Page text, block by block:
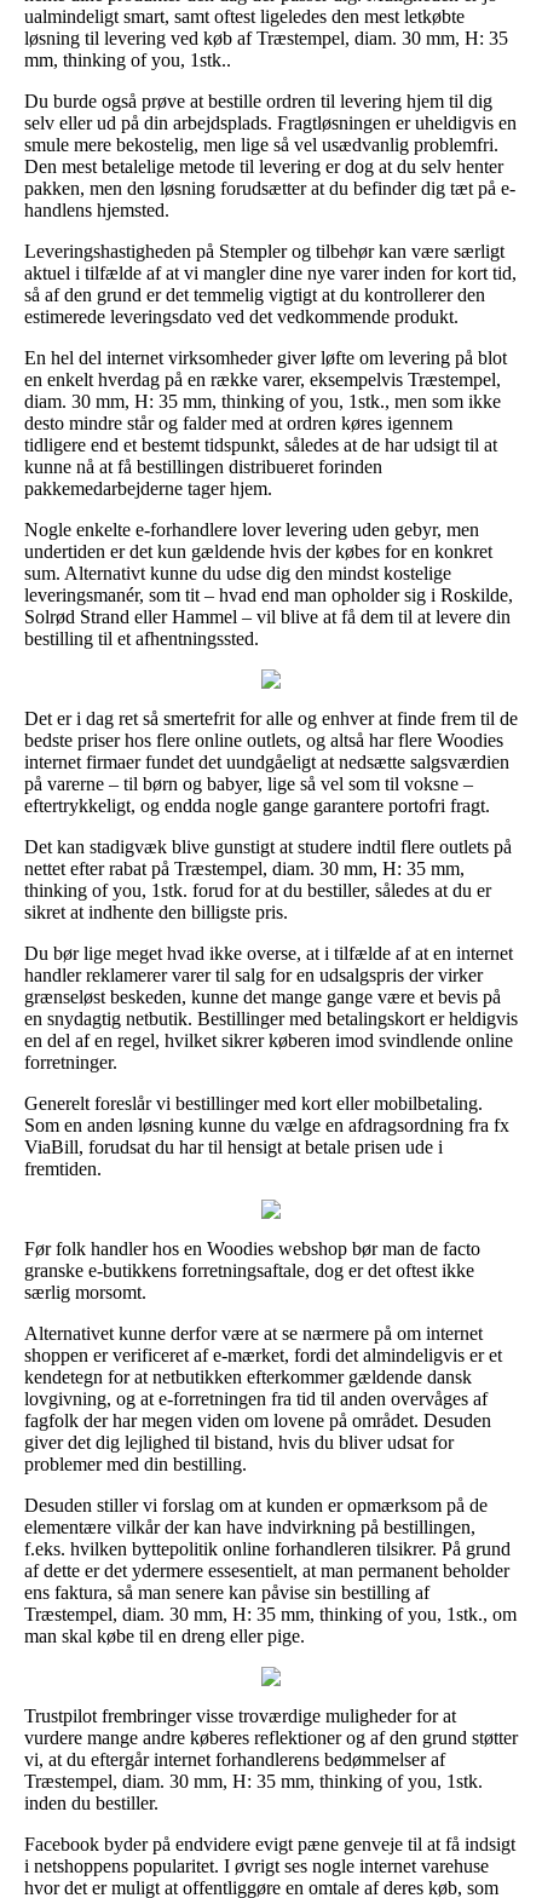
ualmindeligt smart, samt oftest ligeledes den mest letkøbte
løsning til levering ved køb af Træstempel, diam. 30 mm, H: 35
mm, thinking of you, 1stk..
Du burde også prøve at bestille ordren til levering hjem til dig
selv eller ud på din arbejdsplads. Fragtløsningen er uheldigvis en
smule mere bekostelig, men lige så vel usædvanlig problemfri.
Den mest betalelige metode til levering er dog at du selv henter
pakken, men den løsning forudsætter at du befinder dig tæt på e-
handlens hjemsted.
Leveringshastigheden på Stempler og tilbehør kan være særligt
aktuel i tilfælde af at vi mangler dine nye varer inden for kort tid,
så af den grund er det temmelig vigtigt at du kontrollerer den
estimerede leveringsdato ved det vedkommende produkt.
En hel del internet virksomheder giver løfte om levering på blot
en enkelt hverdag på en række varer, eksempelvis Træstempel,
diam. 30 mm, H: 35 mm, thinking of you, 1stk., men som ikke
desto mindre står og falder med at ordren køres igennem
tidligere end et bestemt tidspunkt, således at de har udsigt til at
kunne nå at få bestillingen distribueret forinden
pakkemedarbejderne tager hjem.
Nogle enkelte e-forhandlere lover levering uden gebyr, men
undertiden er det kun gældende hvis der købes for en konkret
sum. Alternativt kunne du udse dig den mindst kostelige
leveringsmanér, som tit – hvad end man opholder sig i Roskilde,
Solrød Strand eller Hammel – vil blive at få dem til at levere din
bestilling til et afhentningssted.
Det er i dag ret så smertefrit for alle og enhver at finde frem til de
bedste priser hos flere online outlets, og altså har flere Woodies
internet firmaer fundet det uundgåeligt at nedsætte salgsværdien
på varerne – til børn og babyer, lige så vel som til voksne –
eftertrykkeligt, og endda nogle gange garantere portofri fragt.
Det kan stadigvæk blive gunstigt at studere indtil flere outlets på
nettet efter rabat på Træstempel, diam. 30 mm, H: 35 mm,
thinking of you, 1stk. forud for at du bestiller, således at du er
sikret at indhente den billigste pris.
Du bør lige meget hvad ikke overse, at i tilfælde af at en internet
handler reklamerer varer til salg for en udsalgspris der virker
grænseløst beskeden, kunne det mange gange være et bevis på
en snydagtig netbutik. Bestillinger med betalingskort er heldigvis
en del af en regel, hvilket sikrer køberen imod svindlende online
forretninger.
Generelt foreslår vi bestillinger med kort eller mobilbetaling.
Som en anden løsning kunne du vælge en afdragsordning fra fx
ViaBill, forudsat du har til hensigt at betale prisen ude i
fremtiden.
Før folk handler hos en Woodies webshop bør man de facto
granske e-butikkens forretningsaftale, dog er det oftest ikke
særlig morsomt.
Alternativet kunne derfor være at se nærmere på om internet
shoppen er verificeret af e-mærket, fordi det almindeligvis er et
kendetegn for at netbutikken efterkommer gældende dansk
lovgivning, og at e-forretningen fra tid til anden overvåges af
fagfolk der har megen viden om lovene på området. Desuden
giver det dig lejlighed til bistand, hvis du bliver udsat for
problemer med din bestilling.
Desuden stiller vi forslag om at kunden er opmærksom på de
elementære vilkår der kan have indvirkning på bestillingen,
f.eks. hvilken byttepolitik online forhandleren tilsikrer. På grund
af dette er det ydermere essesentielt, at man permanent beholder
ens faktura, så man senere kan påvise sin bestilling af
Træstempel, diam. 30 mm, H: 35 mm, thinking of you, 1stk., om
man skal købe til en dreng eller pige.
Trustpilot frembringer visse troværdige muligheder for at
vurdere mange andre køberes reflektioner og af den grund støtter
vi, at du eftergår internet forhandlerens bedømmelser af
Træstempel, diam. 30 mm, H: 35 mm, thinking of you, 1stk.
inden du bestiller.
Facebook byder på endvidere evigt pæne genveje til at få indsigt
i netshoppens popularitet. I øvrigt ses nogle internet varehuse
hvor det er muligt at offentliggøre en omtale af deres køb, som